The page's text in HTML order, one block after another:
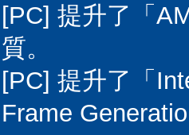
[PC] 提升了「
質。
[PC] 提升了「
Frame